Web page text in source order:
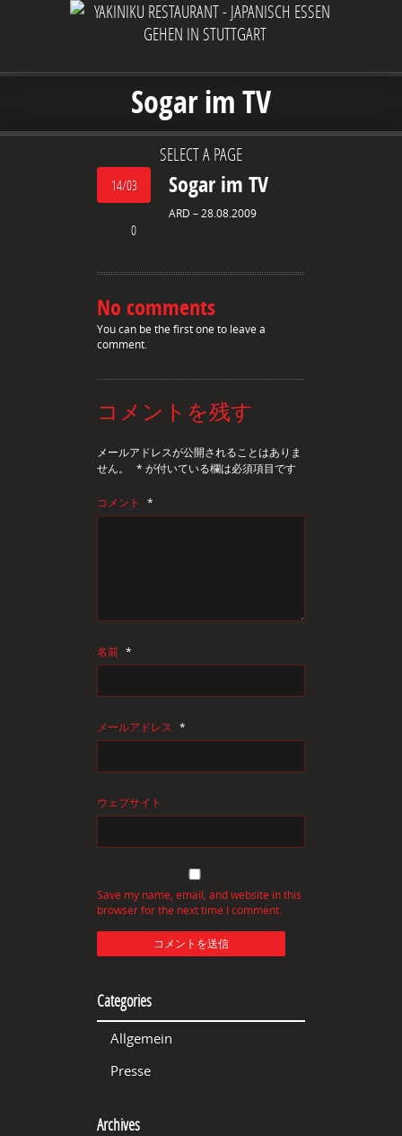
SELECT A PAGE
Sogar im TV
14/03
0
Sogar im TV
ARD – 28.08.2009
No comments
You can be the first one to leave a
comment.
コメントを残す
メールアドレスが公開されることはありま
せん。
* が付いている欄は必須項目です
コメント *
名前 *
メールアドレス *
ウェブサイト
Save my name, email, and website in this
browser for the next time I comment.
Categories
Allgemein
Presse
Archives